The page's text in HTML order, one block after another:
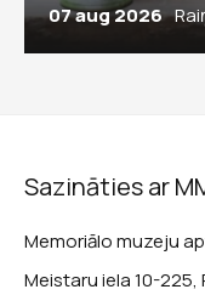
07 aug 2026
Sazināties ar
Memoriālo muzeju
Meistaru iela 10-225,